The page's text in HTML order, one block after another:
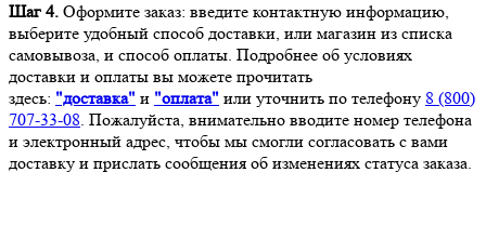
Шаг 4. Оформите заказ: введите контактную информацию,
выберите удобный способ доставки, или магазин из списка
самовывоза, и способ оплаты. Подробнее об условиях
доставки и оплаты вы можете прочитать
здесь: "доставка" и "оплата" или уточнить по телефону 8 (800)
707-33-08. Пожалуйста, внимательно вводите номер телефона
и электронный адрес, чтобы мы смогли согласовать с вами
доставку и прислать сообщения об изменениях статуса заказа.